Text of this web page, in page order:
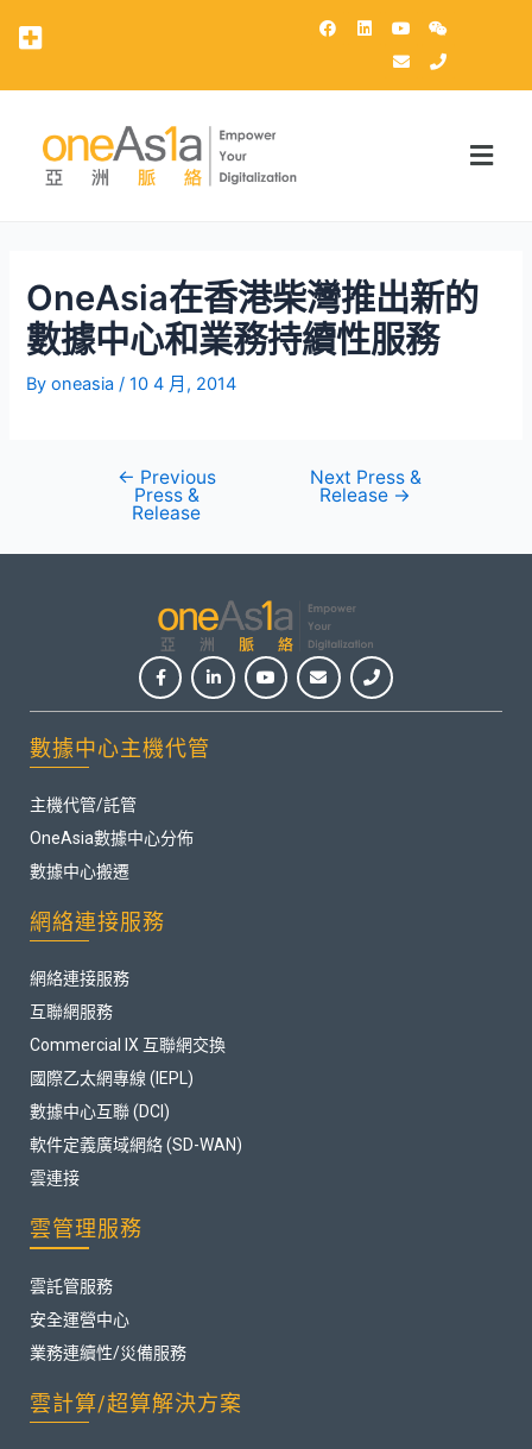
OneAsia在香港柴灣推出新的
數據中心和業務持續性服務
Byoneasia/10 4 月, 2014
← Previous
Press &
Release
Next Press &
Release →
數據中心主機代管
主機代管/託管
OneAsia數據中心分佈
數據中心搬遷
網絡連接服務
網絡連接服務
互聯網服務
Commercial IX 互聯網交換
國際乙太網專線 (IEPL)
數據中心互聯 (DCI)
軟件定義廣域網絡 (SD-WAN)
雲連接
雲管理服務
雲託管服務
安全運營中心
業務連續性/災備服務
雲計算/超算解決方案